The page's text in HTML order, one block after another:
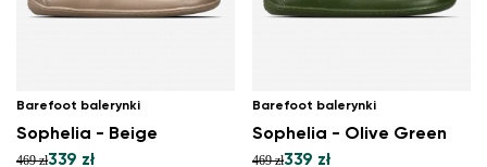
Barefoot balerynki
Sophelia - Beige
469 zł339 zł
Barefoot balerynki
Sophelia - Olive Green
469 zł339 zł